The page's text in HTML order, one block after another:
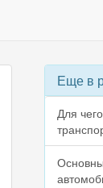
Еще в
Для